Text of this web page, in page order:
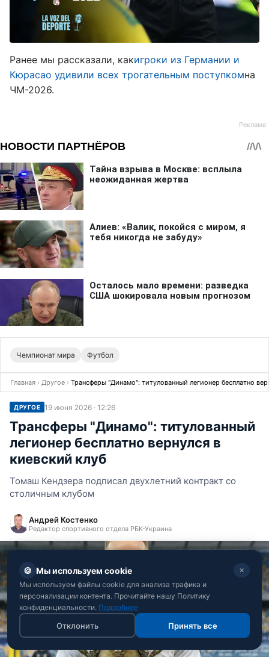
Ранее мы рассказали, какигроки из Германии и
Кюрасао удивили всех трогательным поступкомна
ЧМ-2026.
Чемпионат мира Футбол
Главная › Другое › Трансферы "Динамо": титулованный легионер бесплатно
ДРУГОЕ 19 июня 2026 · 12:26
Трансферы "Динамо": титулованный
легионер бесплатно вернулся в
киевский клуб
Томаш Кендзера подписал двухлетний контракт со
столичным клубом
Андрей Костенко
Редактор спортивного отдела РБК-Украина
🍪 Мы используем cookie ✕
Мы используем файлы cookie для анализа трафика и
персонализации контента. Прочитайте нашу Политику
конфиденциальности. Подробнее
Отклонить Принять все